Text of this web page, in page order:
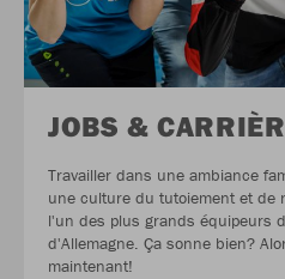
JOBS &
Travailler dans une ambiance
une culture du tutoiement et de
l'un des plus grands équipeurs
d'Allemagne. Ça sonne bien?
maintenant!